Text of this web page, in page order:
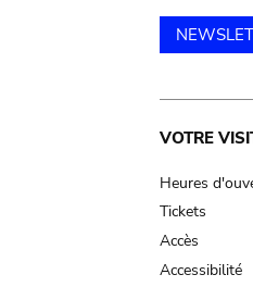
Main
VOTRE
Heures
Tickets
Accès
Accessibilité